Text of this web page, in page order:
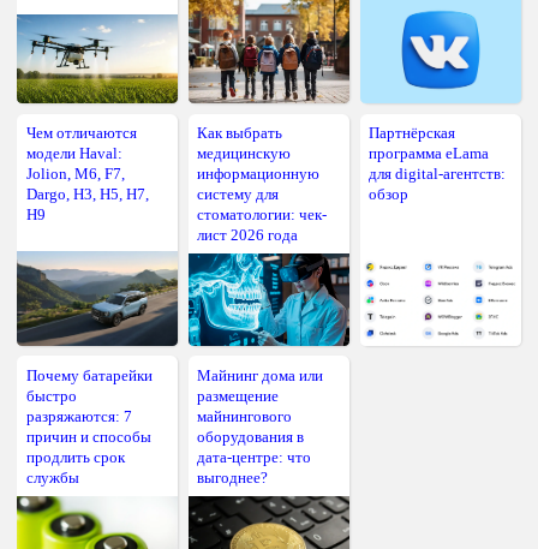
Чем отличаются
модели Haval:
Jolion, M6, F7,
Dargo, H3, H5, H7,
H9
Как выбрать
медицинскую
информационную
систему для
стоматологии: чек-
лист 2026 года
Партнёрская
программа eLama
для digital-агентств:
обзор
Почему батарейки
быстро
разряжаются: 7
причин и способы
продлить срок
службы
Майнинг дома или
размещение
майнингового
оборудования в
дата-центре: что
выгоднее?